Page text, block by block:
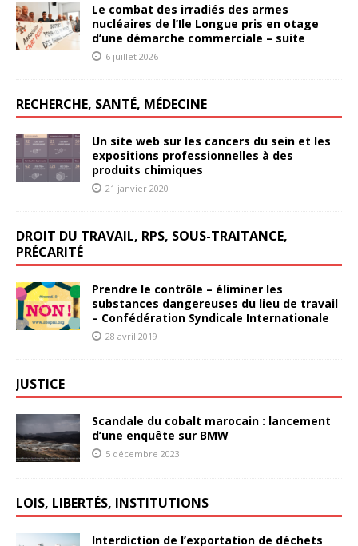
Le combat des irradiés des armes
nucléaires de l’Ile Longue pris en otage
d’une démarche commerciale – suite
6 juillet 2026
RECHERCHE, SANTÉ, MÉDECINE
Un site web sur les cancers du sein et les
expositions professionnelles à des
produits chimiques
21 janvier 2020
DROIT DU TRAVAIL, RPS, SOUS-TRAITANCE,
PRÉCARITÉ
Prendre le contrôle – éliminer les
substances dangereuses du lieu de travail
– Confédération Syndicale Internationale
28 avril 2019
JUSTICE
Scandale du cobalt marocain : lancement
d’une enquête sur BMW
5 décembre 2023
LOIS, LIBERTÉS, INSTITUTIONS
Interdiction de l’exportation de déchets